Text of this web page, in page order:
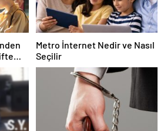
Metro İnternet Nedir ve Nasıl
Seçilir